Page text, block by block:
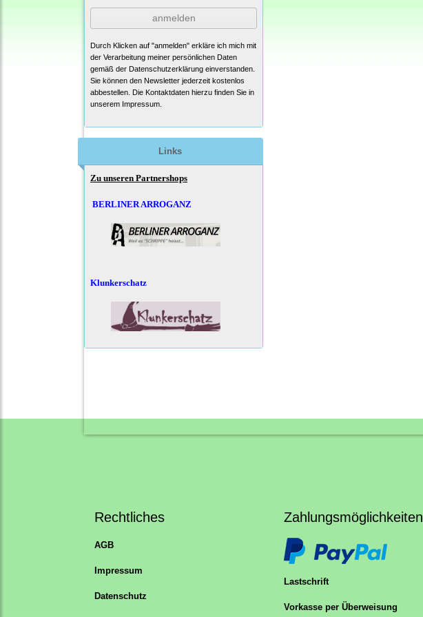
anmelden
Durch Klicken auf "anmelden" erkläre ich mich mit
der Verarbeitung meiner persönlichen Daten
gemäß der Datenschutzerklärung einverstanden.
Sie können den Newsletter jederzeit kostenlos
abbestellen. Die Kontaktdaten hierzu finden Sie in
unserem Impressum.
Links
Zu unseren Partnershops
BERLINER ARROGANZ
Klunkerschatz
Rechtliches
AGB
Impressum
Datenschutz
Zahlungsmöglichkeiten
Lastschrift
Vorkasse per Überweisung